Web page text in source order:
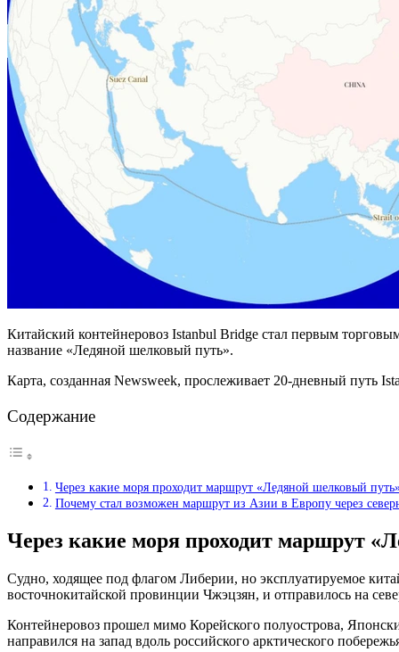
Китайский контейнеровоз Istanbul Bridge стал первым
название «Ледяной шелковый путь».
Карта, созданная Newsweek, прослеживает 20-дневный путь
Содержание
Через какие моря проходит маршрут «Ледяной шелковый
Почему стал возможен маршрут из Азии в Европу через
Через какие моря проходит маршрут
Судно, ходящее под флагом Либерии, но эксплуатируемое
восточнокитайской провинции Чжэцзян, и отправилось на
Контейнеровоз прошел мимо Корейского полуострова,
направился на запад вдоль российского арктического